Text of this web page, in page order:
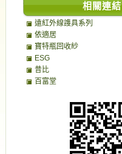
相關連結
遠紅外線謢具系列
依適居
寶特瓶回收紗
ESG
昔比
百富堂